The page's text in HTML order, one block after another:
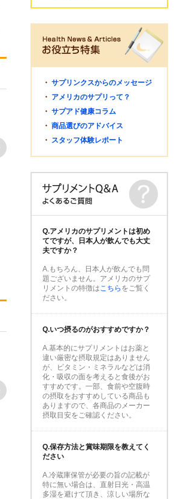
【プレゼント対象】【送料
Strength Taurine【定期購
入あり】 SUPLINX（サプ
リンクス）【米国発送】
Test
Nutrition
4,980
プロバイオティック D.R
300億 30粒 Probiotic D.R.
エヴォジェン）
EVOGEN
ォジェン
・ サプリンクスからのメッセージ
・ アメリカのサプリって？
・ サプアド健康コラム
・ 商品選びのアドバイス
・ スタッフ体験レポート
Q.アメリカのサプリメントは初め
てですが、日本人が飲んでも大丈
夫ですか？
A.もちろん、日本人が飲んでも問
題ございません。アメリカのサプ
リメントの特徴はこちら をご覧く
ださい。
Q.いつ摂るのがおすすめですか？
A.基本的にサプリメントはお薬と
違い厳密な摂取規定はありません
が、ビタミン・ミネラルなどは消
化・吸収の面を考えると食後がお
すすめです。一部、食前や空腹時
の摂取をおすすめしている商品も
ありますので、各商品のメーカー
摂取目安をご確認ください。
Q.保存方法と賞味期限を教えてく
ださい
A.冷蔵庫保管が必要の旨の記載が
特に無い場合は、直射日光・高温
多湿を避けて頂き、涼しい場所な